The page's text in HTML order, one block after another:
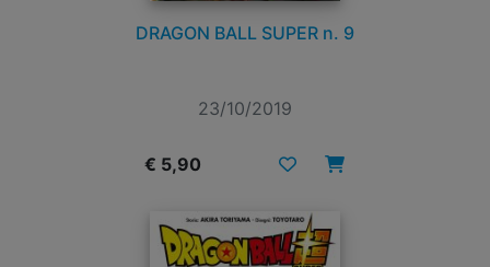
DRAGON BALL SUPER n. 9
23/10/2019
€ 5,90